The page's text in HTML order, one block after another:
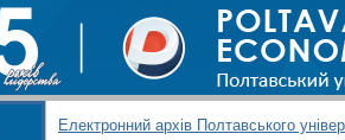
Електронний архів Полтавського